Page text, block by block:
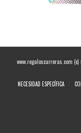
www.regaloscarreras.com
NECESIDAD ESPECÍFICA